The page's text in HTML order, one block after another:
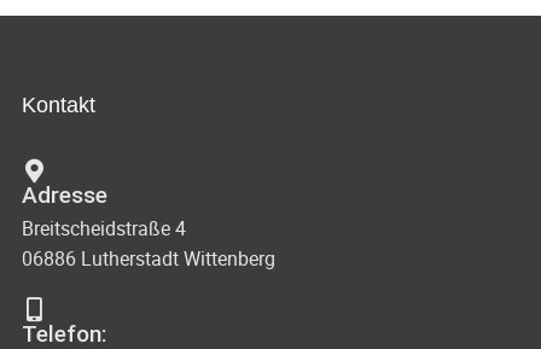
Kontakt
Adresse
Breitscheidstraße 4
06886 Lutherstadt Wittenberg
Telefon: